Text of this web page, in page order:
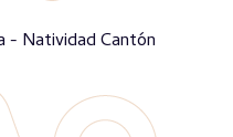
- Natividad Cantón